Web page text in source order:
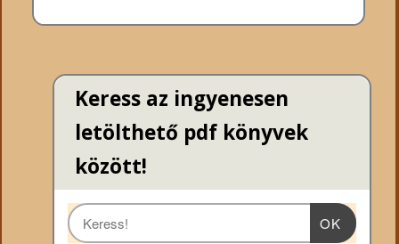
Keress az ingyenesen
letölthető pdf könyvek
között!
OK